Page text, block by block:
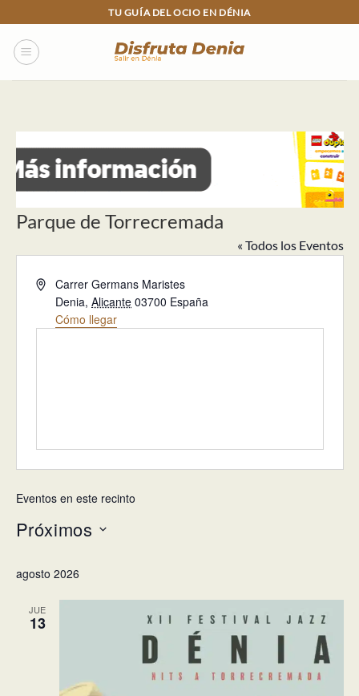
to
content
TU GUÍA DEL OCIO EN DÉNIA
Parque de Torrecremada
« Todos los Eventos
Dirección
Carrer Germans Maristes
Denia, Alicante 03700 España
Cómo llegar
Eventos en este recinto
Próximos
la
agosto 2026
JUE
13